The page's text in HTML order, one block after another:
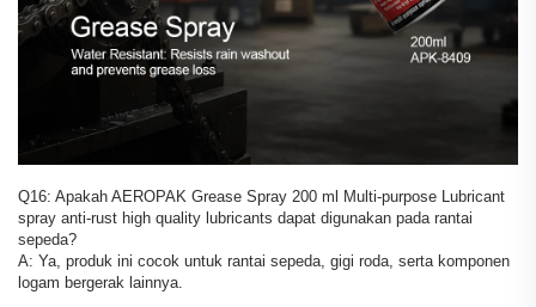
Q16: Apakah AEROPAK Grease Spray 200 ml Multi-purpose Lubricant
spray anti-rust high quality lubricants dapat digunakan pada rantai
sepeda?
A: Ya, produk ini cocok untuk rantai sepeda, gigi roda, serta komponen
logam bergerak lainnya.